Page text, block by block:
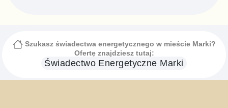
Szukasz świadectwa energetycznego w mieście Marki?
Ofertę znajdziesz tutaj:
Świadectwo Energetyczne Marki